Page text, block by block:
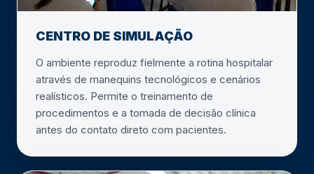
CENTRO DE SIMULAÇÃO
O ambiente reproduz fielmente a rotina hospitalar
através de manequins tecnológicos e cenários
realísticos. Permite o treinamento de
procedimentos e a tomada de decisão clínica
antes do contato direto com pacientes.